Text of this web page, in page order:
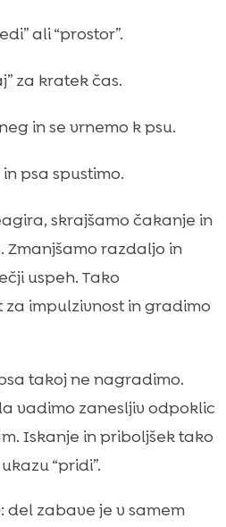
ali “prostor”.
za kratek čas.
in se vrnemo k psu.
psa spustimo.
skrajšamo čakanje in
Zmanjšamo razdaljo in
uspeh. Tako
za impulzivnost in gradimo
takoj ne nagradimo.
vadimo zanesljiv odpoklic
Iskanje in priboljšek tako
“pridi”.
del zabave je v samem